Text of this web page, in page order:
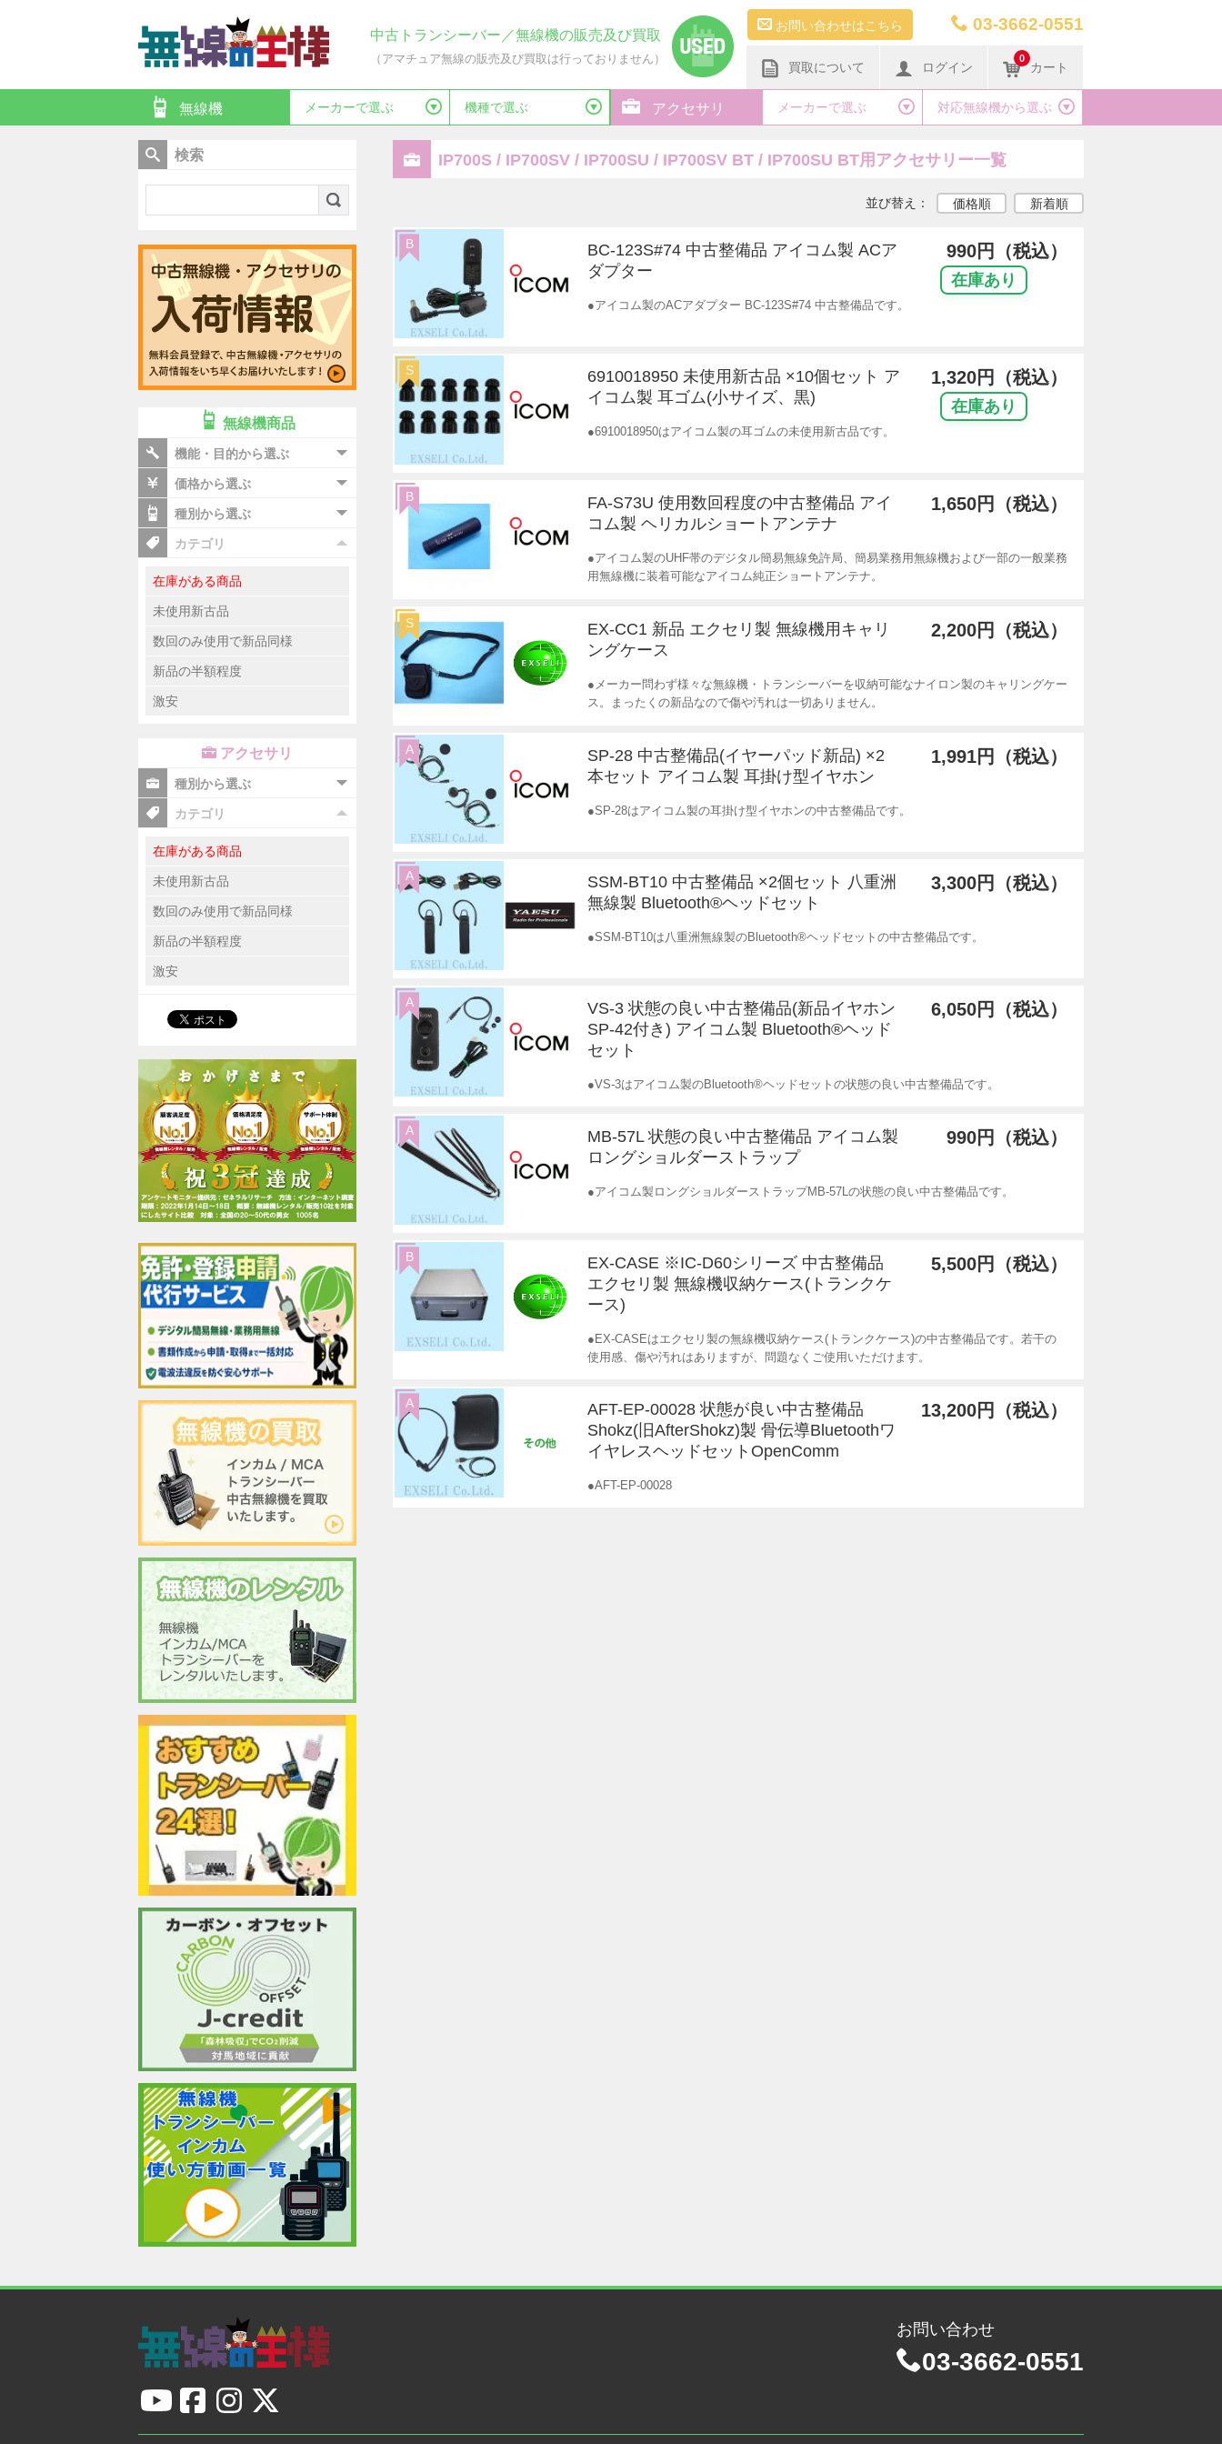
中古トランシーバー／無線機の販売及び買取
（アマチュア無線の販売及び買取は行っておりません）
お問い合わせはこちら 03-3662-0551
買取について ログイン
0
カート
無線機 メーカーで選ぶ 機種で選ぶ アクセサリ メーカーで選ぶ 対応無線機から選ぶ
IP700S / IP700SV / IP700SU / IP700SV BT / IP700SU BT用アクセサリー一覧
並び替え： 価格順 新着順
BC-123S#74 中古整備品 アイコム製 ACア
ダプター
990円（税込）
在庫あり
●アイコム製のACアダプター BC-123S#74 中古整備品です。
B
6910018950 未使用新古品 ×10個セット ア
イコム製 耳ゴム(小サイズ、黒)
1,320円（税込）
在庫あり
●6910018950はアイコム製の耳ゴムの未使用新古品です。
S
FA-S73U 使用数回程度の中古整備品 アイ
コム製 ヘリカルショートアンテナ
1,650円（税込）
●アイコム製のUHF帯のデジタル簡易無線免許局、簡易業務用無線機および一部の一般業務
用無線機に装着可能なアイコム純正ショートアンテナ。
B
EX-CC1 新品 エクセリ製 無線機用キャリ
ングケース
2,200円（税込）
●メーカー問わず様々な無線機・トランシーバーを収納可能なナイロン製のキャリングケー
ス。まったくの新品なので傷や汚れは一切ありません。
S
SP-28 中古整備品(イヤーパッド新品) ×2
本セット アイコム製 耳掛け型イヤホン
1,991円（税込）
●SP-28はアイコム製の耳掛け型イヤホンの中古整備品です。
A
SSM-BT10 中古整備品 ×2個セット 八重洲
無線製 Bluetooth®ヘッドセット
3,300円（税込）
●SSM-BT10は八重洲無線製のBluetooth®ヘッドセットの中古整備品です。
A
VS-3 状態の良い中古整備品(新品イヤホン
SP-42付き) アイコム製 Bluetooth®ヘッド
セット
6,050円（税込）
●VS-3はアイコム製のBluetooth®ヘッドセットの状態の良い中古整備品です。
A
MB-57L 状態の良い中古整備品 アイコム製
ロングショルダーストラップ
990円（税込）
●アイコム製ロングショルダーストラップMB-57Lの状態の良い中古整備品です。
A
EX-CASE ※IC-D60シリーズ 中古整備品
エクセリ製 無線機収納ケース(トランクケ
ース)
5,500円（税込）
●EX-CASEはエクセリ製の無線機収納ケース(トランクケース)の中古整備品です。若干の
使用感、傷や汚れはありますが、問題なくご使用いただけます。
B
AFT-EP-00028 状態が良い中古整備品
Shokz(旧AfterShokz)製 骨伝導Bluetoothワ
イヤレスヘッドセットOpenComm
13,200円（税込）
●AFT-EP-00028
A
検索
無線機商品
機能・目的から選ぶ
価格から選ぶ
種別から選ぶ
カテゴリ
在庫がある商品
未使用新古品
数回のみ使用で新品同様
新品の半額程度
激安
アクセサリ
種別から選ぶ
カテゴリ
在庫がある商品
未使用新古品
数回のみ使用で新品同様
新品の半額程度
激安
お問い合わせ
03-3662-0551